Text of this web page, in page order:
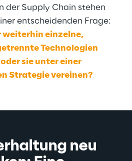
der Supply Chain stehen
entscheidenden Frage:
weiterhin einzelne,
Technologien
sie unter einer
Strategie vereinen?
neu